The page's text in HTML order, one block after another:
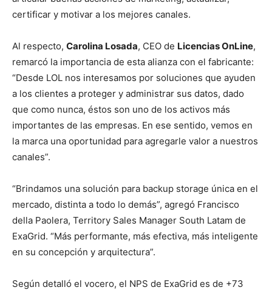
certificar y motivar a los mejores canales.
Al respecto, Carolina Losada, CEO de Licencias OnLine,
remarcó la importancia de esta alianza con el fabricante:
“Desde LOL nos interesamos por soluciones que ayuden
a los clientes a proteger y administrar sus datos, dado
que como nunca, éstos son uno de los activos más
importantes de las empresas. En ese sentido, vemos en
la marca una oportunidad para agregarle valor a nuestros
canales”.
“Brindamos una solución para backup storage única en el
mercado, distinta a todo lo demás”, agregó Francisco
della Paolera, Territory Sales Manager South Latam de
ExaGrid. “Más performante, más efectiva, más inteligente
en su concepción y arquitectura”.
Según detalló el vocero, el NPS de ExaGrid es de +73